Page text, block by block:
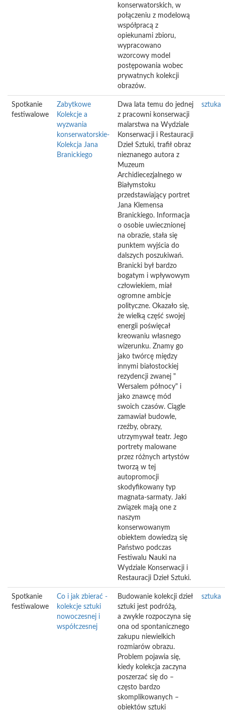
konserwatorskich, w
połączeniu z modelową
współpracą z
opiekunami zbioru,
wypracowano
wzorcowy model
postępowania wobec
prywatnych kolekcji
obrazów.
Spotkanie
festiwalowe
Zabytkowe
Kolekcje a
wyzwania
konserwatorskie-
Kolekcja Jana
Branickiego
Dwa lata temu do jednej
z pracowni konserwacji
malarstwa na Wydziale
Konserwacji i Restauracji
Dzieł Sztuki, trafił obraz
nieznanego autora z
Muzeum
Archidiecezjalnego w
Białymstoku
przedstawiający portret
Jana Klemensa
Branickiego. Informacja
o osobie uwiecznionej
na obrazie, stała się
punktem wyjścia do
dalszych poszukiwań.
Branicki był bardzo
bogatym i wpływowym
człowiekiem, miał
ogromne ambicje
polityczne. Okazało się,
że wielką część swojej
energii poświęcał
kreowaniu własnego
wizerunku. Znamy go
jako twórcę między
innymi białostockiej
rezydencji zwanej "
Wersalem północy" i
jako znawcę mód
swoich czasów. Ciągle
zamawiał budowle,
rzeźby, obrazy,
utrzymywał teatr. Jego
portrety malowane
przez różnych artystów
tworzą w tej
autopromocji
skodyfikowany typ
magnata-sarmaty. Jaki
związek mają one z
naszym
konserwowanym
obiektem dowiedzą się
Państwo podczas
Festiwalu Nauki na
Wydziale Konserwacji i
Restauracji Dzieł Sztuki.
sztuka
Spotkanie
festiwalowe
Co i jak zbierać -
kolekcje sztuki
nowoczesnej i
współczesnej
Budowanie kolekcji dzieł
sztuki jest podróżą,
a zwykle rozpoczyna się
ona od spontanicznego
zakupu niewielkich
rozmiarów obrazu.
Problem pojawia się,
kiedy kolekcja zaczyna
poszerzać się do –
często bardzo
skomplikowanych –
obiektów sztuki
sztuka